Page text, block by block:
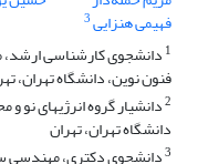
فهیمی هنزایی3
1 دانشجوی کارشناسی‏
فنون نوین، دانشگاه تهران،
2دانشیار گروه انرژی‏های نو
دانشگاه تهران، تهران
3دانشجوی دکتری، مهندسی